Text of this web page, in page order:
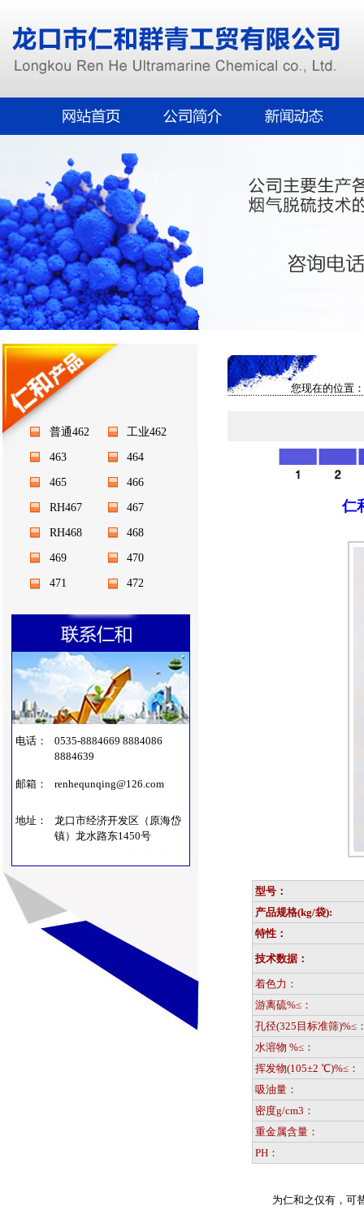
普通462 工业462
463 464
465 466
RH467 467
RH468 468
469 470
471 472
电话：
0535-8884669 8884086
8884639
邮箱： renhequnqing@126.com
地址：
龙口市经济开发区（原海岱
镇）龙水路东1450号
您现在的位置
仁
型号：
产品规格(kg/袋):
特性：
技术数据：
着色力：
游离硫%≤：
孔径(325目标准筛)%≤
水溶物 %≤：
挥发物(105±2 ℃)%≤：
吸油量：
密度g/cm3：
重金属含量：
PH：
为仁和之仅有，可